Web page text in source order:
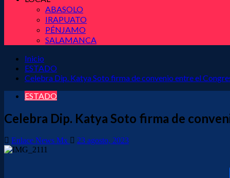
ABASOLO
IRAPUATO
PÉNJAMO
SALAMANCA
Inicio
ESTADO
Celebra Dip. Katya Soto firma de convenio entre el
ESTADO
Celebra Dip. Katya Soto firma de
Enlace News Mx 23 agosto, 2023